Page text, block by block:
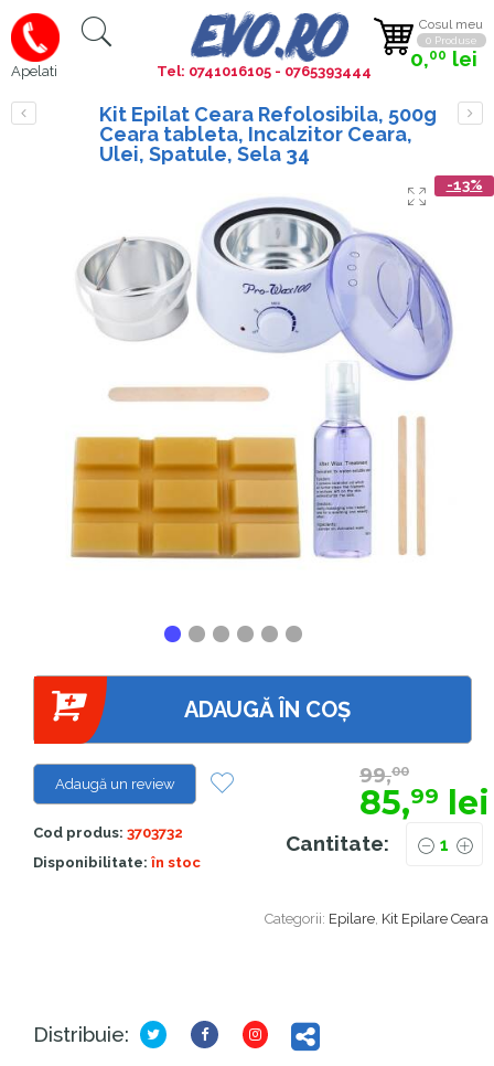
Apelati
Cosul meu
0 Produse
0,00 lei
Tel: 0741016105 - 0765393444
Kit Epilat Ceara Refolosibila, 500g
Ceara tableta, Incalzitor Ceara,
Ulei, Spatule, Sela 34
-13%
Categorii: Epilare, Kit Epilare Ceara
ADAUGĂ ÎN COȘ
Cantitate:
Adaugă un review
Cod produs:3703732
Disponibilitate: în stoc
99,00
85,99 lei
Distribuie: